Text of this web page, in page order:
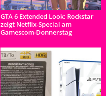
GTA 6 Extended Look: Rockstar
zeigt Netflix-Special am
Gamescom-Donnerstag